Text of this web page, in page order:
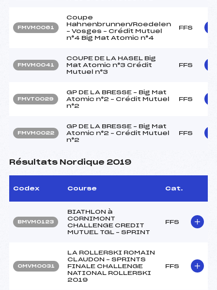
FMVM0061
Coupe
Hahnenbrunnen/Roedelen
– Vosges – Crédit Mutuel
n°4 Big Mat Atomic n°4
FFS
FMVM0041
COUPE DE LA HASEL Big
Mat Atomic n°3 Crédit
Mutuel n°3
FFS
FMVT0029
GP DE LA BRESSE – Big Mat
Atomic n°2 – Crédit Mutuel
n°2
FFS
FMVM0022
GP DE LA BRESSE – Big Mat
Atomic n°2 – Crédit Mutuel
n°2
FFS
Résultats Nordique 2019
Codex Course Cat.
BMVM0123
BIATHLON à
CORNIMONT
CHALLENGE CREDIT
MUTUEL TGL – SPRINT
FFS
OMVM0031
LA ROLLERSKI ROMAIN
CLAUDON – SPRINTS
FINALE CHALLENGE
NATIONAL ROLLERSKI
2019
FFS